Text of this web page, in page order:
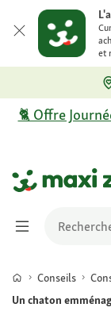
et
🐈 Offre
Conseils
Un chaton